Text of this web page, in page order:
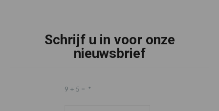
Schrijf u in voor onze
nieuwsbrief
9 + 5 = *